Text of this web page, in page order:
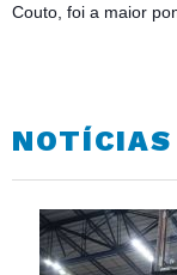
Couto, foi a maior